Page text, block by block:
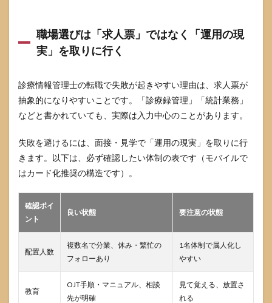
がん
登録
のス
ャリ
アに
つ？
8
め：
やめ
の正
体は
「職
なの
見抜
ば回
職場選びは「求人票」ではなく「運用の現
実」を取りに行く
診療情報管理士の転職で失敗が起きやすい理由は、求人票が
抽象的になりやすいことです。「診療録管理」「統計業務」
などと書かれていても、実際は入力中心のことがあります。
失敗を避けるには、面接・見学で「運用の現実」を取りに行
きます。以下は、必ず確認したい体制の表です（モバイルで
はカード化推奨の構造です）。
確認ポイ
ント
良い状態 要注意の状態
配置人数
複数名で分業、休み・繁忙の
フォローあり
1名体制で属人化し
やすい
教育
OJT手順・マニュアル、相談
先が明確
見て覚える、放置さ
れる